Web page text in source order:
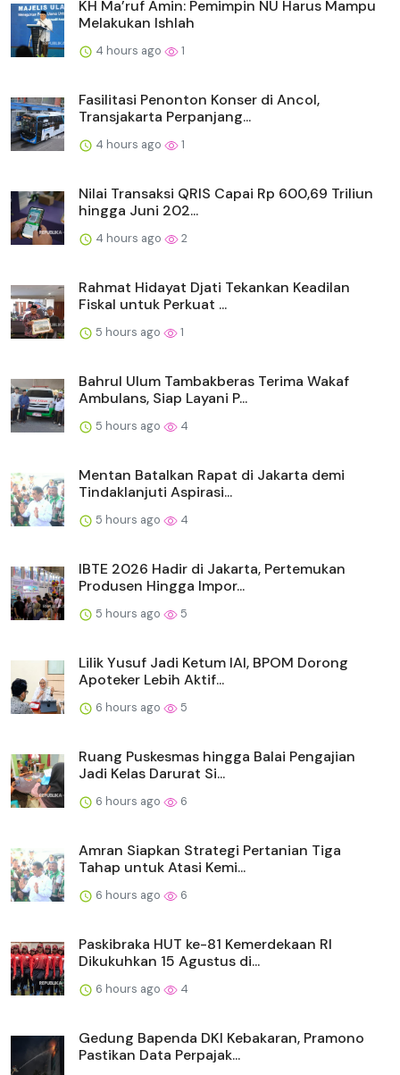
KH Ma’ruf Amin: Pemimpin NU Harus Mampu
Melakukan Ishlah
4 hours ago 1
Fasilitasi Penonton Konser di Ancol,
Transjakarta Perpanjang...
4 hours ago 1
Nilai Transaksi QRIS Capai Rp 600,69 Triliun
hingga Juni 202...
4 hours ago 2
Rahmat Hidayat Djati Tekankan Keadilan
Fiskal untuk Perkuat ...
5 hours ago 1
Bahrul Ulum Tambakberas Terima Wakaf
Ambulans, Siap Layani P...
5 hours ago 4
Mentan Batalkan Rapat di Jakarta demi
Tindaklanjuti Aspirasi...
5 hours ago 4
IBTE 2026 Hadir di Jakarta, Pertemukan
Produsen Hingga Impor...
5 hours ago 5
Lilik Yusuf Jadi Ketum IAI, BPOM Dorong
Apoteker Lebih Aktif...
6 hours ago 5
Ruang Puskesmas hingga Balai Pengajian
Jadi Kelas Darurat Si...
6 hours ago 6
Amran Siapkan Strategi Pertanian Tiga
Tahap untuk Atasi Kemi...
6 hours ago 6
Paskibraka HUT ke-81 Kemerdekaan RI
Dikukuhkan 15 Agustus di...
6 hours ago 4
Gedung Bapenda DKI Kebakaran, Pramono
Pastikan Data Perpajak...